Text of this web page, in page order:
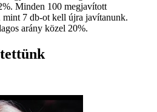
Minden 100 megjavított
mint 7 db-ot kell újra javítanunk.
arány közel 20%.